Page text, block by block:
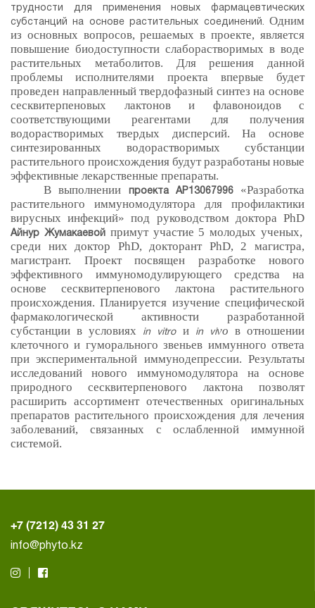
трудности для применения новых фармацевтических
субстанций на основе растительных соединений. Одним
из основных вопросов, решаемых в проекте, является
повышение биодоступности слаборастворимых в воде
растительных метаболитов. Для решения данной
проблемы исполнителями проекта впервые будет
проведен направленный твердофазный синтез на основе
сесквитерпеновых лактонов и флавоноидов с
соответствующими реагентами для получения
водорастворимых твердых дисперсий. На основе
синтезированных водорастворимых субстанции
растительного происхождения будут разработаны новые
эффективные лекарственные препараты.
В выполнении проекта АР13067996«Разработка
растительного иммуномодулятора для профилактики
вирусных инфекций» под руководством доктора PhD
Айнур Жумакаевойпримут участие 5 молодых ученых,
среди них доктор PhD, докторант PhD, 2 магистра,
магистрант. Проект посвящен разработке нового
эффективного иммуномодулирующего средства на
основе сесквитерпенового лактона растительного
происхождения. Планируется изучение специфической
фармакологической активности разработанной
субстанции в условиях
in vitro иin vivo в отношении
клеточного и гуморального звеньев иммунного ответа
при экспериментальной иммунодепрессии. Результаты
исследований нового иммуномодулятора на основе
природного сесквитерпенового лактона позволят
расширить ассортимент отечественных оригинальных
препаратов растительного происхождения для лечения
заболеваний, связанных с ослабленной иммунной
системой.
+7 (7212) 43 31 27
info@phyto.kz